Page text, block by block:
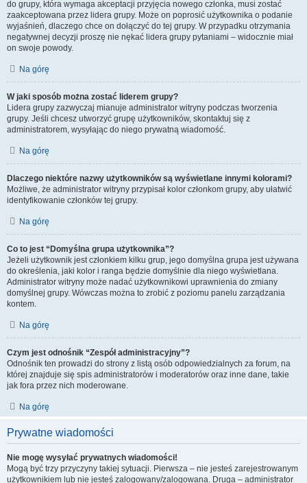
do grupy, która wymaga akceptacji przyjęcia nowego członka, musi zostać
zaakceptowana przez lidera grupy. Może on poprosić użytkownika o podanie
wyjaśnień, dlaczego chce on dołączyć do tej grupy. W przypadku otrzymania
negatywnej decyzji proszę nie nękać lidera grupy pytaniami – widocznie miał
on swoje powody.
Na górę
W jaki sposób można zostać liderem grupy?
Lidera grupy zazwyczaj mianuje administrator witryny podczas tworzenia
grupy. Jeśli chcesz utworzyć grupę użytkowników, skontaktuj się z
administratorem, wysyłając do niego prywatną wiadomość.
Na górę
Dlaczego niektóre nazwy użytkowników są wyświetlane innymi kolorami?
Możliwe, że administrator witryny przypisał kolor członkom grupy, aby ułatwić
identyfikowanie członków tej grupy.
Na górę
Co to jest “Domyślna grupa użytkownika”?
Jeżeli użytkownik jest członkiem kilku grup, jego domyślna grupa jest używana
do określenia, jaki kolor i ranga będzie domyślnie dla niego wyświetlana.
Administrator witryny może nadać użytkownikowi uprawnienia do zmiany
domyślnej grupy. Wówczas można to zrobić z poziomu panelu zarządzania
kontem.
Na górę
Czym jest odnośnik “Zespół administracyjny”?
Odnośnik ten prowadzi do strony z listą osób odpowiedzialnych za forum, na
której znajduje się spis administratorów i moderatorów oraz inne dane, takie
jak fora przez nich moderowane.
Na górę
Prywatne wiadomości
Nie mogę wysyłać prywatnych wiadomości!
Mogą być trzy przyczyny takiej sytuacji. Pierwsza – nie jesteś zarejestrowanym
użytkownikiem lub nie jesteś zalogowany/zalogowana. Druga – administrator